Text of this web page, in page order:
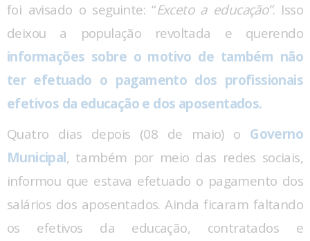
foi avisado o seguinte: “Exceto a educação”. Isso
deixou a população revoltada e querendo
informações sobre o motivo de também não
ter efetuado o pagamento dos profissionais
efetivos da educação e dos aposentados.
Quatro dias depois (08 de maio) o Governo
Municipal, também por meio das redes sociais,
informou que estava efetuado o pagamento dos
salários dos aposentados. Ainda ficaram faltando
os efetivos da educação, contratados e